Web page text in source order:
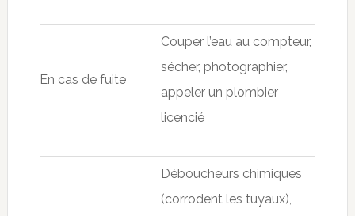
En cas de fuite
Couper l’eau au compteur,
sécher, photographier,
appeler un plombier
licencié
Déboucheurs chimiques
(corrodent les tuyaux),